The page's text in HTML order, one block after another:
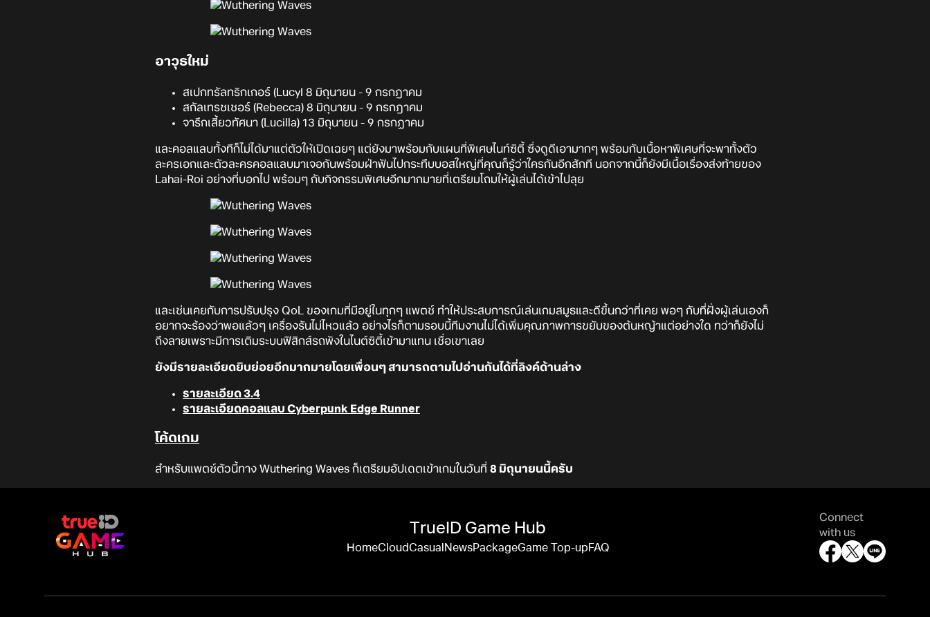
อาวุธใหม่
สเปกทรัลทริกเกอร์ (LucyI 8 มิถุนายน - 9 กรกฎาคม
สกัลเทรชเชอร์ (Rebecca) 8 มิถุนายน - 9 กรกฎาคม
จารึกเสี้ยวทัศนา (Lucilla) 13 มิถุนายน - 9 กรกฏาคม
และคอลแลบทั้งทีก็ไม่ได้มาแต่ตัวให้เปิดเฉยๆ แต่ยังมาพร้อมกับแผนที่พิเศษไนท์ซิตี้ ซึ่งดูดีเอามากๆ พร้อมกับเนื้อหาพิเศษที่จะพาทั้งตัว
ละครเอกและตัวละครคอลแลบมาเจอกันพร้อมฝ่าฟันไปกระทืบบอสใหญ่ที่คุณก็รู้ว่าใครกันอีกสักที นอกจากนี้ก็ยังมีเนื้อเรื่องส่งท้ายของ
Lahai-Roi อย่างที่บอกไป พร้อมๆ กับกิจกรรมพิเศษอีกมากมายที่เตรียมโถมให้ผู้เล่นได้เข้าไปลุย
และเช่นเคยกับการปรับปรุง QoL ของเกมที่มีอยู่ในทุกๆ แพตช์ ทำให้ประสบการณ์เล่นเกมสมูธและดีขึ้นกว่าที่เคย พอๆ กับที่ฝั่งผู้เล่นเองก็
อยากจะร้องว่าพอแล้วๆ เครื่องรันไม่ไหวแล้ว อย่างไรก็ตามรอบนี้ทีมงานไม่ได้เพิ่มคุณภาพการขยับของต้นหญ้าแต่อย่างใด ทว่าก็ยังไม่
ถึงลายเพราะมีการเติมระบบฟิสิกส์รถพังในไนต์ซิตี้เข้ามาแทน เชื่อเขาเลย
ยังมีรายละเอียดยิบย่อยอีกมากมายโดยเพื่อนๆ สามารถตามไปอ่านกันได้ที่ลิงค์ด้านล่าง
รายละเอียด 3.4
รายละเอียดคอลแลบ Cyberpunk Edge Runner
โค้ดเกม
สำหรับแพตช์ตัวนี้ทาง Wuthering Waves ก็เตรียมอัปเดตเข้าเกมในวันที่ 8 มิถุนายนนี้ครับ
TrueID Game Hub
HomeCloudCasual NewsPackageGame Top-upFAQ
Connect
with us